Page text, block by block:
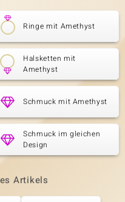
Ringe mit Amethyst
Halsketten mit
Amethyst
Schmuck mit Amethyst
Schmuck im gleichen
Design
Artikels